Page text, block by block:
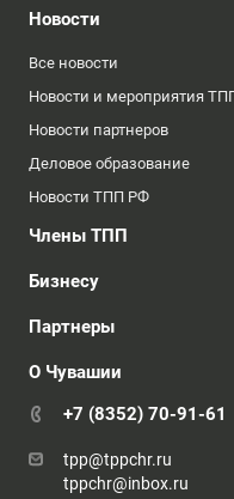
Новости
Все новости
Новости и мероприятия
Новости партнеров
Деловое образование
Новости ТПП РФ
Члены ТПП
Бизнесу
Партнеры
О Чувашии
+7 (8352) 70-91-61
tpp@tppchr.ru
tppchr@inbox.ru